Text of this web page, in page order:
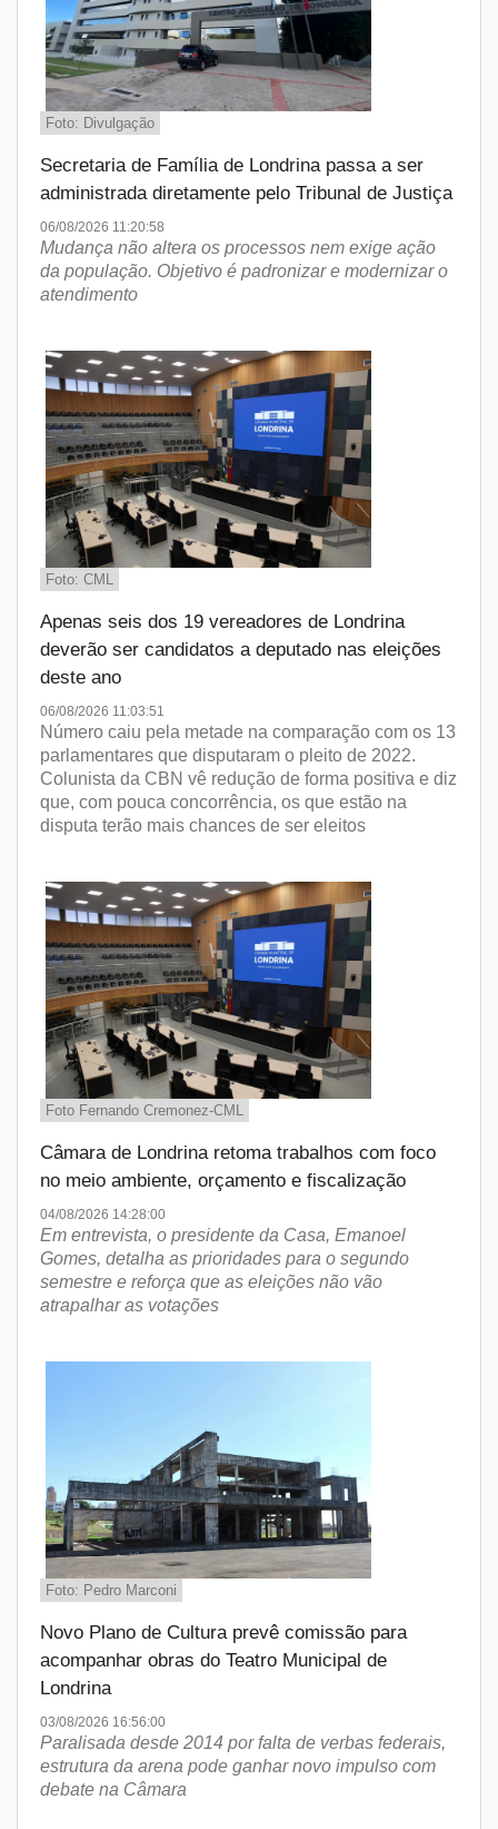
Foto: Divulgação
Secretaria de Família de Londrina passa a ser
administrada diretamente pelo Tribunal de Justiça
06/08/2026 11:20:58
Mudança não altera os processos nem exige ação
da população. Objetivo é padronizar e modernizar o
atendimento
Foto: CML
Apenas seis dos 19 vereadores de Londrina
deverão ser candidatos a deputado nas eleições
deste ano
06/08/2026 11:03:51
Número caiu pela metade na comparação com os 13
parlamentares que disputaram o pleito de 2022.
Colunista da CBN vê redução de forma positiva e diz
que, com pouca concorrência, os que estão na
disputa terão mais chances de ser eleitos
Foto Fernando Cremonez-CML
Câmara de Londrina retoma trabalhos com foco
no meio ambiente, orçamento e fiscalização
04/08/2026 14:28:00
Em entrevista, o presidente da Casa, Emanoel
Gomes, detalha as prioridades para o segundo
semestre e reforça que as eleições não vão
atrapalhar as votações
Foto: Pedro Marconi
Novo Plano de Cultura prevê comissão para
acompanhar obras do Teatro Municipal de
Londrina
03/08/2026 16:56:00
Paralisada desde 2014 por falta de verbas federais,
estrutura da arena pode ganhar novo impulso com
debate na Câmara